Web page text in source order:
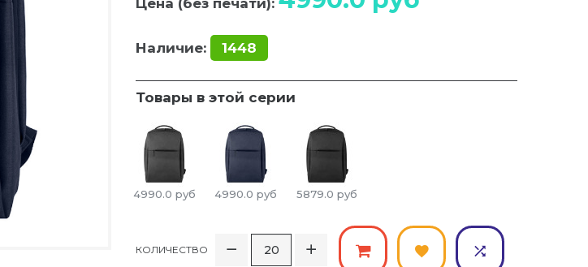
Цена (без печати):
Наличие: 1448
Товары в этой серии
4990.0 руб 4990.0 руб 5879.0 руб
КОЛИЧЕСТВО